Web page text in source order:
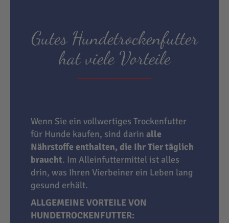
Gutes Hundetrockenfutter
hat viele Vorteile
Wenn Sie ein vollwertiges Trockenfutter
für Hunde kaufen, sind darin alle
Nährstoffe enthalten, die Ihr Tier täglich
braucht. Im Alleinfuttermittel ist alles
drin, was Ihren Vierbeiner ein Leben lang
gesund erhält.
ALLGEMEINE VORTEILE VON
HUNDETROCKENFUTTER: